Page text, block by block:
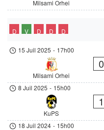
Milsami Orhei
D V D D D
15 Juil 2025 - 17h00
Milsami Orhei
0
8 Juil 2025 - 15h00
KuPS
1
18 Juil 2024 - 15h00